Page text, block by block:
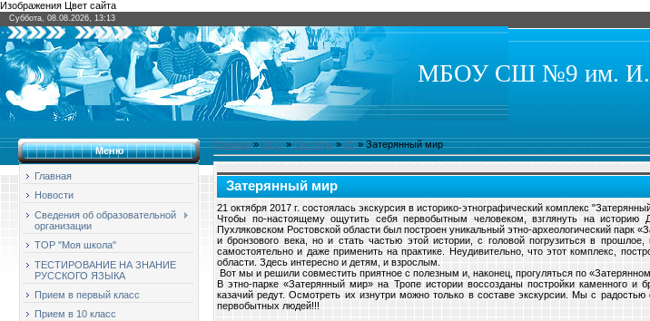
Изображения Цвет сайта
Суббота, 08.08.2026, 13:13
МБОУ СШ №9 им. И.Ф.
Меню
Главная
Новости
Сведения об образовательной
организации
ТОР "Моя школа"
ТЕСТИРОВАНИЕ НА ЗНАНИЕ
РУССКОГО ЯЗЫКА
Прием в первый класс
Прием в 10 класс
Главная»2017 » Октябрь » 25» Затерянный мир
Затерянный мир
21 октября 2017 г. состоялась экскурсия в историко-этнографический комплекс
Чтобы по-настоящему ощутить себя первобытным человеком, взглянуть на историю
Пухляковском Ростовской области был построен уникальный этно-археологический парк
и бронзового века, но и стать частью этой истории, с головой погрузиться в
самостоятельно и даже применить на практике. Неудивительно, что этот комплекс,
области. Здесь интересно и детям, и взрослым.
Вот мы и решили совместить приятное с полезным и, наконец, прогуляться по
В этно-парке «Затерянный мир» на Тропе истории воссозданы постройки каменного и
казачий редут. Осмотреть их изнутри можно только в составе экскурсии. Мы с
первобытных людей!!!